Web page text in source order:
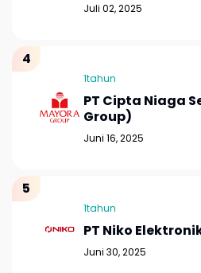
Juli 02, 2025
1tahun
PT Cipta Niaga
Group)
Juni 16, 2025
1tahun
PT Niko
Juni 30, 2025